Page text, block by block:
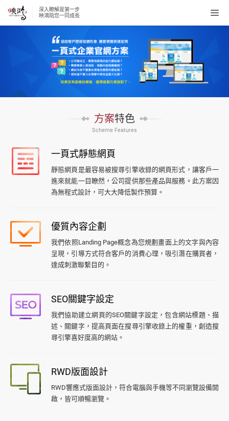
深入瞭解是第一步
映鴻陪您一同成長
方案特色
Scheme Features
一頁式靜態網頁
靜態網頁是最容易被搜尋引擎收錄的網頁形式，讓客戶一
進來就能一目瞭然，公司提供那些產品與服務。此方案因
為無程式設計，可大大降低製作預算。
優質內容企劃
我們依照Landing Page概念為您規劃畫面上的文字與內容
呈現，引導方式符合客戶的消費心理，吸引潛在購買者，
達成刺激聯繫目的。
SEO關鍵字設定
我們協助建立網頁的SEO關鍵字設定，包含網站標題、描
述、關鍵字，提高頁面在搜尋引擎收錄上的權重，創造搜
尋引擎喜好度高的網站。
RWD版面設計
RWD響應式版面設計，符合電腦與手機等不同瀏覽設備開
啟，皆可順暢瀏覽。